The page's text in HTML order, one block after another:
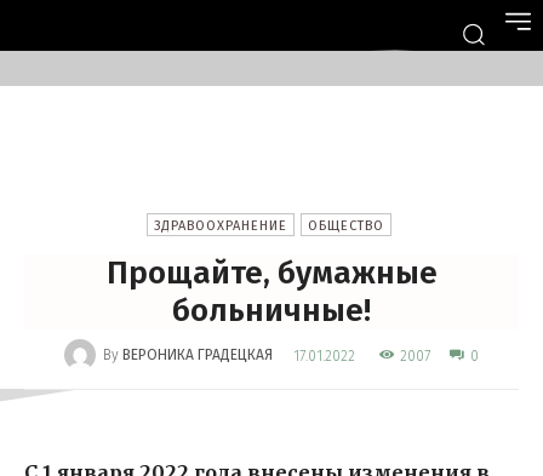
ЗДРАВООХРАНЕНИЕ ОБЩЕСТВО
Прощайте, бумажные
больничные!
By ВЕРОНИКА ГРАДЕЦКАЯ 17.01.2022 2007 0